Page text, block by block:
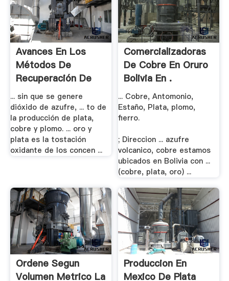
Avances En Los
Métodos De
Recuperación De
Oro Y .
... sin que se genere
dióxido de azufre, ... to de
la producción de plata,
cobre y plomo. ... oro y
plata es la tostación
oxidante de los concen ...
Comercializadoras
De Cobre En Oruro
Bolivia En .
... Cobre, Antomonio,
Estaño, Plata, plomo,
fierro.
; Direccion ... azufre
volcanico, cobre estamos
ubicados en Bolivia con ...
(cobre, plata, oro) ...
Ordene Segun
Volumen Metrico La
Produccion En
Mexico De Plata